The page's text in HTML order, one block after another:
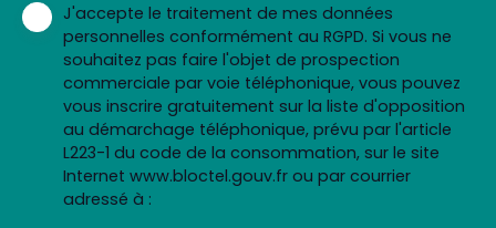
J'accepte le traitement de mes données
personnelles conformément au RGPD. Si vous ne
souhaitez pas faire l'objet de prospection
commerciale par voie téléphonique, vous pouvez
vous inscrire gratuitement sur la liste d'opposition
au démarchage téléphonique, prévu par l'article
L223-1 du code de la consommation, sur le site
Internet www.bloctel.gouv.fr ou par courrier
adressé à :